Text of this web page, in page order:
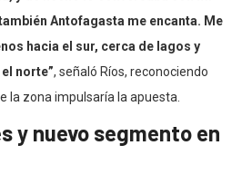
Antofagasta me encanta. Me
hacia el sur, cerca de lagos y
norte”, señaló Ríos, reconociendo
la zona impulsaría la apuesta.
y nuevo segmento en